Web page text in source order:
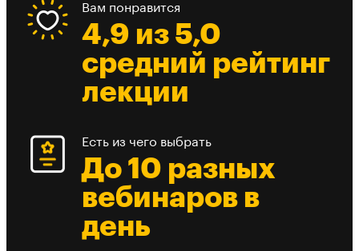
Вам понравится
4,9 из 5,0
средний рейтинг
лекции
Есть из чего выбрать
До 10 разных
вебинаров в
день